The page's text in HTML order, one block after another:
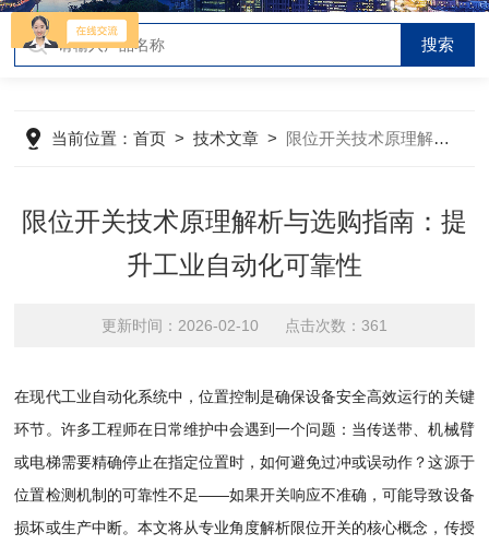
当前位置：首页 >技术文章 > 限位开关技术原理解析与选购指南：提升工业自动化可靠性
限位开关技术原理解析与选购指南：提
升工业自动化可靠性
更新时间：2026-02-10 点击次数：361
在现代工业自动化系统中，位置控制是确保设备安全高效运行的关键
环节。许多工程师在日常维护中会遇到一个问题：当传送带、机械臂
或电梯需要精确停止在指定位置时，如何避免过冲或误动作？这源于
位置检测机制的可靠性不足——如果开关响应不准确，可能导致设备
损坏或生产中断。本文将从专业角度解析限位开关的核心概念，传授